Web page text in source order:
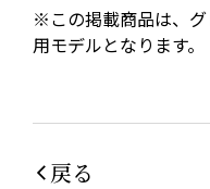
※この掲載商品は、
用モデルとなります。
戻る